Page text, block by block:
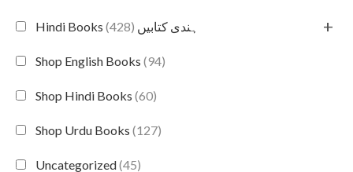
Hindi Books ہندی کتابیں (428) +
Shop English Books (94)
Shop Hindi Books (60)
Shop Urdu Books (127)
Uncategorized(45)